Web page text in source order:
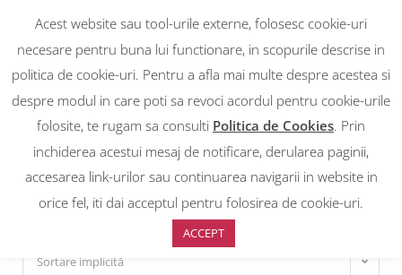
RON
EUR
0
Prima pagină > Accesorii tuburi Halogen free >Cot 90 grd Halogen
Sortare implicită
Acest website sau tool-urile externe, folosesc cookie-uri
necesare pentru buna lui functionare, in scopurile descrise in
politica de cookie-uri. Pentru a afla mai multe despre acestea si
despre modul in care poti sa revoci acordul pentru cookie-urile
folosite, te rugam sa consulti Politica de Cookies. Prin
inchiderea acestui mesaj de notificare, derularea paginii,
accesarea link-urilor sau continuarea navigarii in website in
orice fel, iti dai acceptul pentru folosirea de cookie-uri.
ACCEPT